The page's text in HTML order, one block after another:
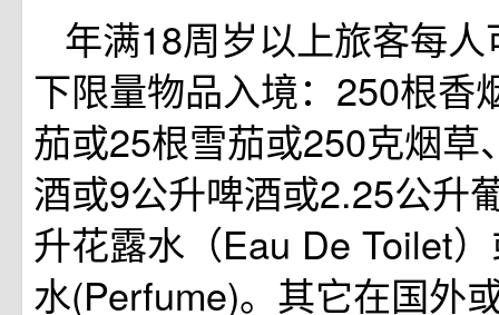
年满18周岁以上旅客每
下限量物品入境：250根香
茄或25根雪茄或250克烟草
酒或9公升啤酒或2.25公升
升花露水（Eau De Toilet
水(Perfume)。其它在国外